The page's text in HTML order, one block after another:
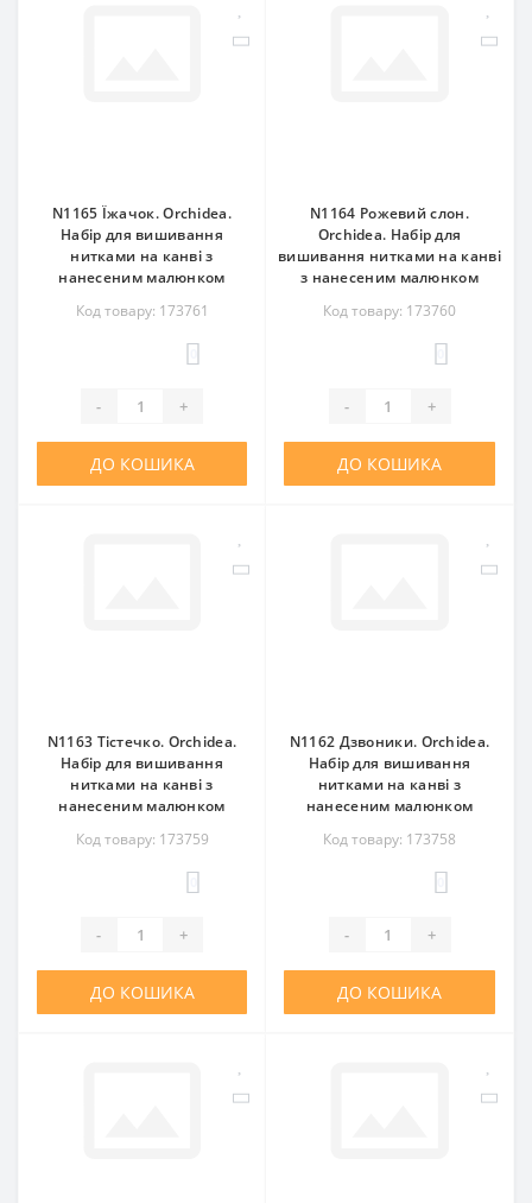
N1165 Їжачок. Orchidea.
Набір для вишивання
нитками на канві з
нанесеним малюнком
Код товару: 173761
- +
ДО КОШИКА
N1164 Рожевий слон.
Orchidea. Набір для
вишивання нитками на канві
з нанесеним малюнком
Код товару: 173760
- +
ДО КОШИКА
N1163 Тістечко. Orchidea.
Набір для вишивання
нитками на канві з
нанесеним малюнком
Код товару: 173759
- +
ДО КОШИКА
N1162 Дзвоники. Orchidea.
Набір для вишивання
нитками на канві з
нанесеним малюнком
Код товару: 173758
- +
ДО КОШИКА